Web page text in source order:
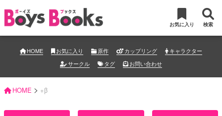
お気に入り 検索
HOME お気に入り 原作 カップリング
キャラクター
サークル
タグ お問い合わせ
HOME > +β